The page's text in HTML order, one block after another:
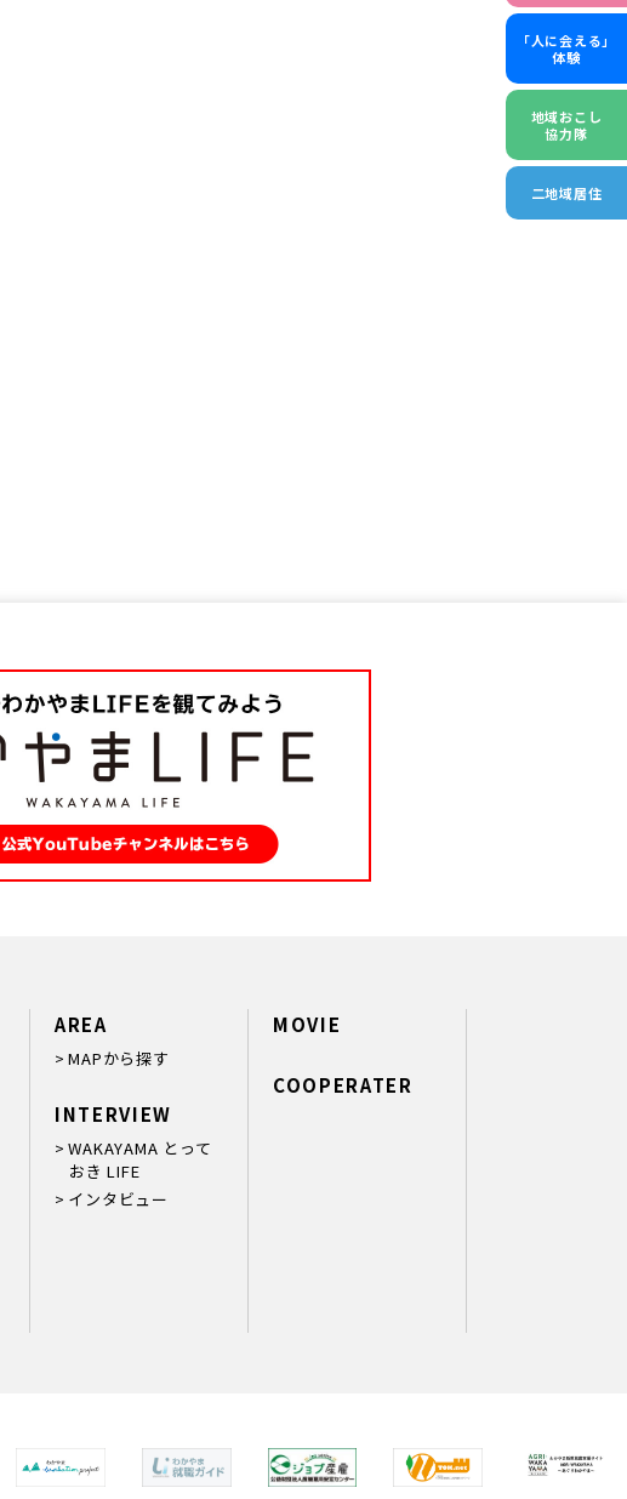
「人に会える」
体験
地域おこし
協力隊
二地域居住
AREA
MAPから探す
INTERVIEW
WAKAYAMA とって
おき LIFE
インタビュー
MOVIE
COOPERATER